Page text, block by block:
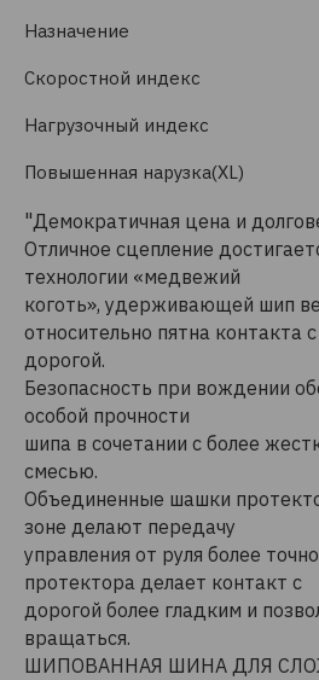
Назначение
Скоростной индекс
Нагрузочный индекс
Повышенная нарузка(XL)
"Демократичная цена и
Отличное сцепление
технологии «медвежий
коготь», удерживающей шип
относительно пятна контакта с
дорогой.
Безопасность при вождении
особой прочности
шипа в сочетании с более
смесью.
Объединенные шашки
зоне делают передачу
управления от руля более
протектора делает контакт с
дорогой более гладким и
вращаться.
ШИПОВАННАЯ ШИНА ДЛЯ